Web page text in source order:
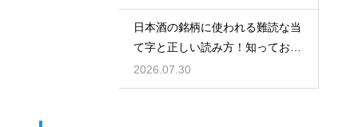
日本酒の銘柄に使われる難読な当
て字と正しい読み方！知っておき
たい銘酒
2026.07.30